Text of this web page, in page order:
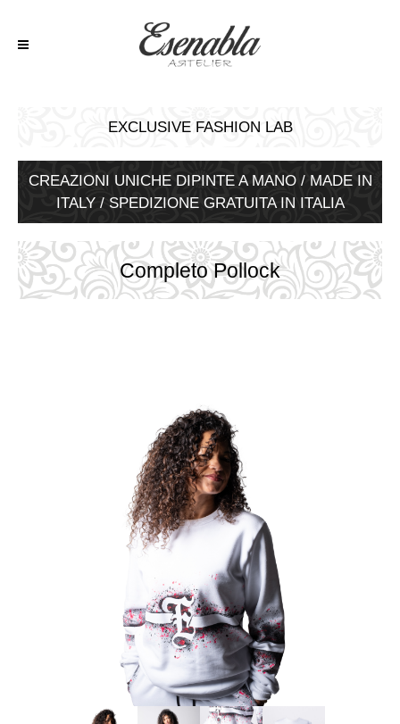
EXCLUSIVE FASHION LAB
CREAZIONI UNICHE DIPINTE A MANO / MADE IN
ITALY / SPEDIZIONE GRATUITA IN ITALIA
Completo Pollock